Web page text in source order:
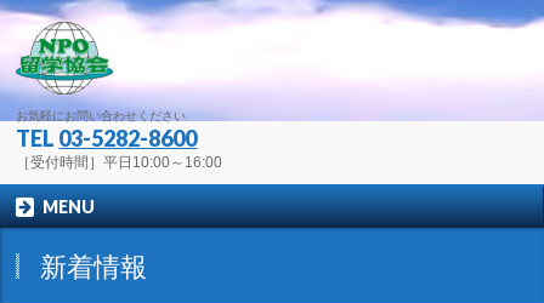
お気軽にお問い合わせください
TEL 03-5282-8600
［受付時間］平日10:00～16:00
MENU
新着情報